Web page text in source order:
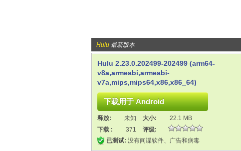
Hulu 最新版本
Hulu 2.23.0.202499-202499 (arm64-
v8a,armeabi,armeabi-
v7a,mips,mips64,x86,x86_64)
释放: 未知 大小:
22.1 MB
下载 :
371
评级:
已测试: 没有间谍软件、广告和病毒